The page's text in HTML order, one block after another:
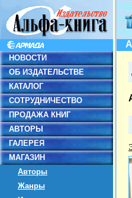
НОВОСТИ
ОБ ИЗДАТЕЛЬСТВЕ
КАТАЛОГ
СОТРУДНИЧЕСТВО
ПРОДАЖА КНИГ
АВТОРЫ
ГАЛЕРЕЯ
МАГАЗИН
Авторы
Жанры